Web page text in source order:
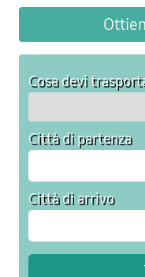
Cosa devi
Città di partenza
Città di arrivo